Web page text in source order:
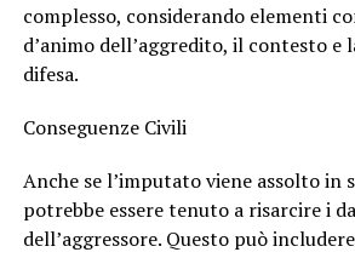
complesso, considerando elementi
d’animo dell’aggredito, il contesto e
difesa.
Conseguenze Civili
Anche se l’imputato viene assolto in
potrebbe essere tenuto a risarcire i
dell’aggressore. Questo può